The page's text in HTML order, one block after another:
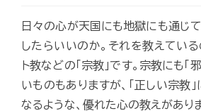
日々の心が天国にも地獄にも通じて
したらいいのか。それを教えてい
ト教などの「宗教」です。宗教にも「
いものもありますが、「正しい宗教
なるような、優れた心の教えがありま